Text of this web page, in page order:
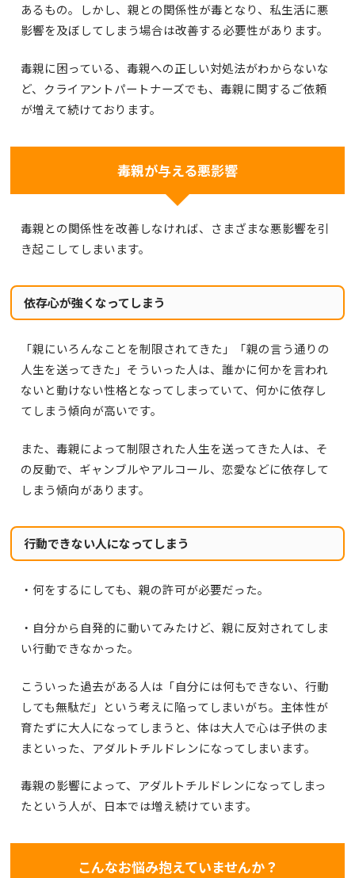
あるもの。しかし、親との関係性が毒となり、私生活に悪
影響を及ぼしてしまう場合は改善する必要性があります。
毒親に困っている、毒親への正しい対処法がわからないな
ど、クライアントパートナーズでも、毒親に関するご依頼
が増えて続けております。
毒親が与える悪影響
毒親との関係性を改善しなければ、さまざまな悪影響を引
き起こしてしまいます。
依存心が強くなってしまう
「親にいろんなことを制限されてきた」「親の言う通りの
人生を送ってきた」そういった人は、誰かに何かを言われ
ないと動けない性格となってしまっていて、何かに依存し
てしまう傾向が高いです。
また、毒親によって制限された人生を送ってきた人は、そ
の反動で、ギャンブルやアルコール、恋愛などに依存して
しまう傾向があります。
行動できない人になってしまう
・何をするにしても、親の許可が必要だった。
・自分から自発的に動いてみたけど、親に反対されてしま
い行動できなかった。
こういった過去がある人は「自分には何もできない、行動
しても無駄だ」という考えに陥ってしまいがち。主体性が
育たずに大人になってしまうと、体は大人で心は子供のま
まといった、アダルトチルドレンになってしまいます。
毒親の影響によって、アダルトチルドレンになってしまっ
たという人が、日本では増え続けています。
こんなお悩み抱えていませんか？